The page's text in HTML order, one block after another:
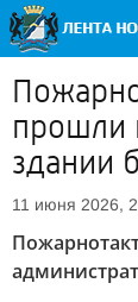
прошли
здании
11 июня 2026,